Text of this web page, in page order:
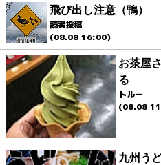
飛び出し注意（鴨）
読者投稿
(08.08 16:00)
お茶屋
る
トルー
(08.08
九州う